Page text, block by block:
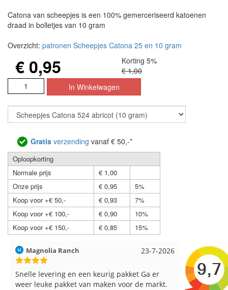
Catona van scheepjes is een 100% gemerceriseerd katoenen
draad in bolletjes van 10 gram
Overzicht: patronen Scheepjes Catona 25 en 10 gram
€ 0,95
Korting 5%
€ 1,00
Gratis verzending vanaf € 50,-*
Oploopkorting
Normale prijs
€ 1,00
Onze prijs
€ 0,95
5%
Koop voor +€ 50,-
€ 0,93
7%
Koop voor +€ 100,-
€ 0,90
10%
Koop voor +€ 150,-
€ 0,85 15%
17-7-2026
Hilde uit Loyers
Reeds meerdere keren breigaren en
breinaalden besteld, altijd heel tevreden over
Loes uit
Snelle